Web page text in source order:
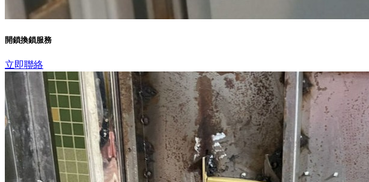
開鎖換鎖服務
立即聯絡